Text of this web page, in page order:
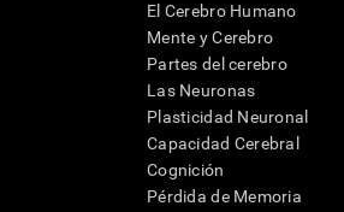
El Cerebro Humano
Mente y Cerebro
Partes del cerebro
Las Neuronas
Plasticidad Neuronal
Capacidad Cerebral
Cognición
Pérdida de Memoria